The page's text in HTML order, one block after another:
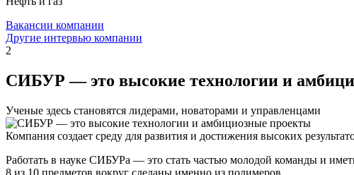
Вакансии компании
Другие интервью компании
2
СИБУР — это высокие технологии и
Ученые здесь становятся лидерами, новаторами и управленцами
Компания создает среду для развития и достижения высоких
Работать в науке СИБУРа — это стать частью молодой команды и
8 из 10 предметов вокруг сделаны именно из полимеров.